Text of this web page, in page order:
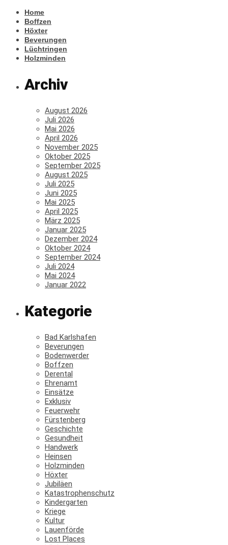
Home
Boffzen
Höxter
Beverungen
Lüchtringen
Holzminden
Archiv
August 2026
Juli 2026
Mai 2026
April 2026
November 2025
Oktober 2025
September 2025
August 2025
Juli 2025
Juni 2025
Mai 2025
April 2025
März 2025
Januar 2025
Dezember 2024
Oktober 2024
September 2024
Juli 2024
Mai 2024
Januar 2022
Kategorie
Bad Karlshafen
Beverungen
Bodenwerder
Boffzen
Derental
Ehrenamt
Einsätze
Exklusiv
Feuerwehr
Fürstenberg
Geschichte
Gesundheit
Handwerk
Heinsen
Holzminden
Höxter
Jubiläen
Katastrophenschutz
Kindergarten
Kriege
Kultur
Lauenförde
Lost Places